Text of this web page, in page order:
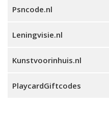
Psncode.nl
Leningvisie.nl
Kunstvoorinhuis.nl
PlaycardGiftcodes